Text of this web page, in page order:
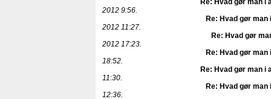
2012 9:56.
Re: Hvad gør man
2012 11:27.
Re: Hvad gør
2012 17:23.
Re: Hvad gør man
18:52.
Re: Hvad gør man i
11:30.
Re: Hvad gør man
12:36.